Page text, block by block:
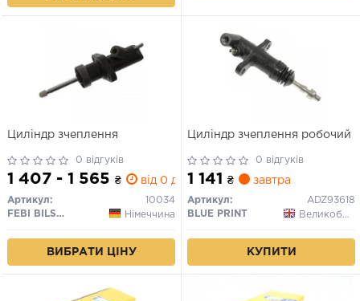
Циліндр зчеплення
0 відгуків
1 407 - 1 565 ₴ від 0 дн.
Артикул:
10034
FEBI BILSTEIN
Німеччина
ВИБРАТИ ЦІНУ
Циліндр зчеплення робочий
0 відгуків
1 141 ₴ завтра
Артикул:
ADZ93618
BLUE PRINT
Великобританія
КУПИТИ